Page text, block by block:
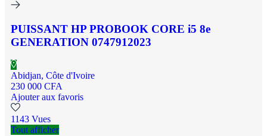
PUISSANT HP PROBOOK CORE i5 8e
GENERATION 0747912023
Abidjan, Côte d'Ivoire
230 000 CFA
Ajouter aux favoris
1143 Vues
Tout afficher